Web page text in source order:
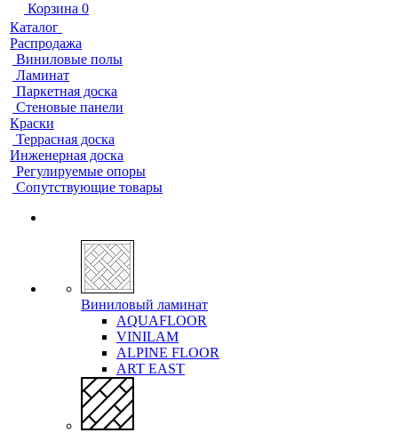
Корзина 0
Каталог
Распродажа
Виниловые полы
Ламинат
Паркетная доска
Стеновые панели
Краски
Террасная доска
Инженерная доска
Регулируемые опоры
Сопутствующие товары
Виниловый ламинат
AQUAFLOOR
VINILAM
ALPINE FLOOR
ART EAST